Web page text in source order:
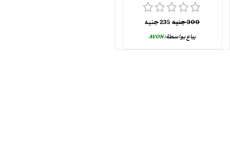
300جنيه 235جنيه
يباع بواسطة:AVON